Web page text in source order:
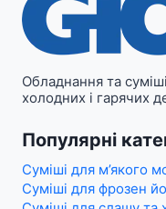
Обладнання та
холодних і гарячих
Популярні
Суміші для м’якого
Суміші для фрозен